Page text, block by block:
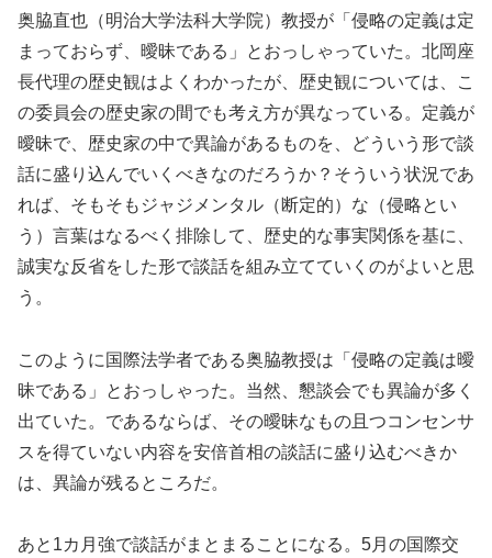
奥脇直也（明治大学法科大学院）教授が「侵略の定義は定
まっておらず、曖昧である」とおっしゃっていた。北岡座
長代理の歴史観はよくわかったが、歴史観については、こ
の委員会の歴史家の間でも考え方が異なっている。定義が
曖昧で、歴史家の中で異論があるものを、どういう形で談
話に盛り込んでいくべきなのだろうか？そういう状況であ
れば、そもそもジャジメンタル（断定的）な（侵略とい
う）言葉はなるべく排除して、歴史的な事実関係を基に、
誠実な反省をした形で談話を組み立てていくのがよいと思
う。
このように国際法学者である奥脇教授は「侵略の定義は曖
昧である」とおっしゃった。当然、懇談会でも異論が多く
出ていた。であるならば、その曖昧なもの且つコンセンサ
スを得ていない内容を安倍首相の談話に盛り込むべきか
は、異論が残るところだ。
あと1カ月強で談話がまとまることになる。5月の国際交